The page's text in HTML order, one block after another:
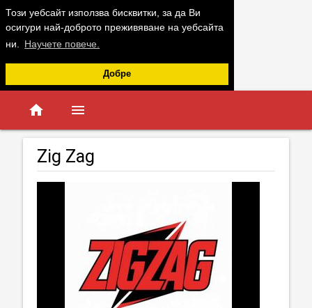
Този уебсайт използва бисквитки, за да Ви
осигури най-доброто преживяване на уебсайта
ни.
Научете повече.
Добре
home menu
Zig Zag